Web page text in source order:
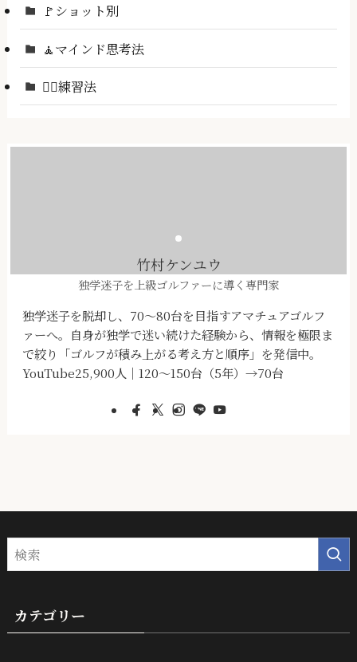
🚩ショット別
🧘マインド思考法
🏌️‍♂️練習法
竹村ケンユウ
独学迷子を上級ゴルファーに導く専門家
独学迷子を脱却し、70～80台を目指すアマチュアゴルフ
ァーへ。自身が独学で迷い続けた経験から、情報を極限ま
で絞り「ゴルフが積み上がる考え方と順序」を発信中。
YouTube25,900人｜120～150台（5年）→70台
カテゴリー